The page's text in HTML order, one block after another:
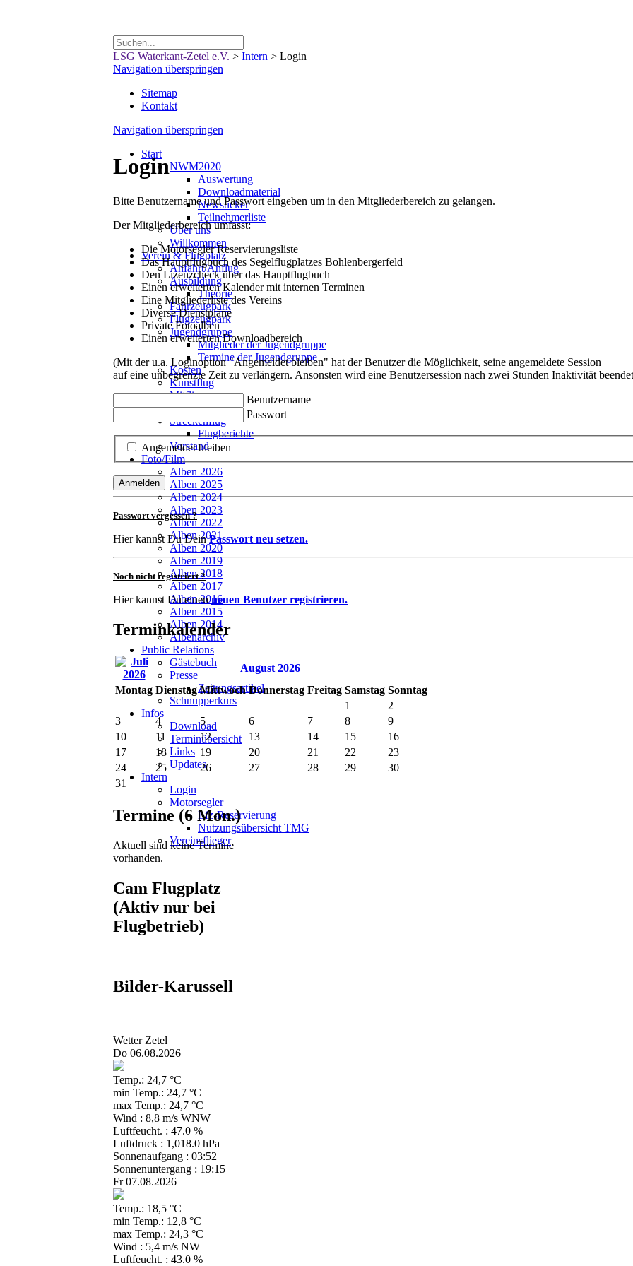
LSG Waterkant-Zetel e.V. > Intern > Login
Navigation überspringen
Sitemap
Kontakt
Navigation überspringen
Start
NWM2020
Auswertung
Downloadmaterial
Newsticker
Teilnehmerliste
Über uns
Willkommen
Verein & Flugplatz
Anfahrt/Anflug
Ausbildung
Theorie
Fahrzeugpark
Flugzeugpark
Jugendgruppe
Mitglieder der Jugendgruppe
Termine der Jugendgruppe
Kosten
Kunstflug
Mitfliegen
Mitglieder
Streckenflug
Flugberichte
Vorstand
Foto/Film
Alben 2026
Alben 2025
Alben 2024
Alben 2023
Alben 2022
Alben 2021
Alben 2020
Alben 2019
Alben 2018
Alben 2017
Alben 2016
Alben 2015
Alben 2014
Albenarchiv
Public Relations
Gästebuch
Presse
Zeitungsartikel
Schnupperkurs
Infos
Download
Terminübersicht
Links
Updates
Intern
Login
Motorsegler
Lfz-Reservierung
Nutzungsübersicht TMG
Vereinsflieger
Login
Bitte Benutzername und Passwort eingeben um in den Mitgliederbereich zu gelangen.
Der Mitgliederbereich umfasst:
Die Motorsegler Reservierungsliste
Das Hauptflugbuch des Segelflugplatzes Bohlenbergerfeld
Den Lizenzcheck über das Hauptflugbuch
Einen erweiterten Kalender mit internen Terminen
Eine Mitgliederliste des Vereins
Diverse Dienstpläne
Private Fotoalben
Einen erweiterten Downloadbereich
(Mit der u.a. Loginoption "Angemeldet bleiben" hat der Benutzer die Möglichkeit, seine angemeldete Session
auf eine unbegrenzte Zeit zu verlängern. Ansonsten wird eine Benutzersession nach zwei Stunden Inaktivität
Benutzername
Passwort
Angemeldet bleiben
Anmelden
Passwort vergessen ?
Hier kannst Du Dein Passwort neu setzen.
Noch nicht registriert ?
Hier kannst Du einenneuen Benutzer registrieren.
Terminkalender
August 2026
Montag Dienstag Mittwoch Donnerstag Freitag Samstag Sonntag
1
2
3
4 5 6 7 8
9
10
11 12 13 14 15
16
17
18 19 20 21 22
23
24
25 26 27 28 29
30
31
Termine (6 Mon.)
Aktuell sind keine Termine
vorhanden.
Cam Flugplatz
(Aktiv nur bei
Flugbetrieb)
Bilder-Karussell
Wetter Zetel
Do 06.08.2026
Temp.: 24,7 °C
min Temp.: 24,7 °C
max Temp.: 24,7 °C
Wind : 8,8 m/s WNW
Luftfeucht. : 47.0 %
Luftdruck : 1,018.0 hPa
Sonnenaufgang : 03:52
Sonnenuntergang : 19:15
Fr 07.08.2026
Temp.: 18,5 °C
min Temp.: 12,8 °C
max Temp.: 24,3 °C
Wind : 5,4 m/s NW
Luftfeucht. : 43.0 %